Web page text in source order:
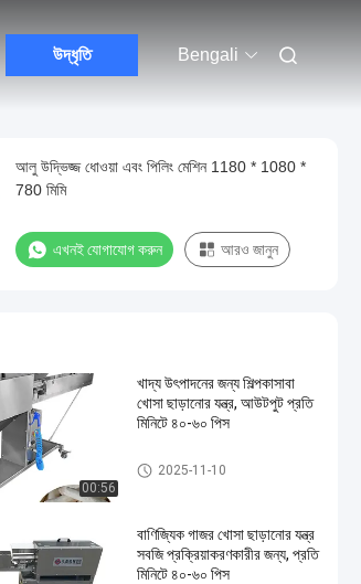
উদ্ধৃতি Bengali
আলু উদ্ভিজ্জ ধোওয়া এবং পিলিং মেশিন 1180 * 1080 *
780 মিমি
এখনই যোগাযোগ করুন আরও জানুন
00:56
খাদ্য উৎপাদনের জন্য শিল্পকাসাবা
খোসা ছাড়ানোর যন্ত্র, আউটপুট প্রতি
মিনিটে ৪০-৬০ পিস
ফল এবং সবজি Peeler মেশিন
2025-11-10
বাণিজ্যিক গাজর খোসা ছাড়ানোর যন্ত্র
সবজি প্রক্রিয়াকরণকারীর জন্য, প্রতি
মিনিটে ৪০-৬০ পিস